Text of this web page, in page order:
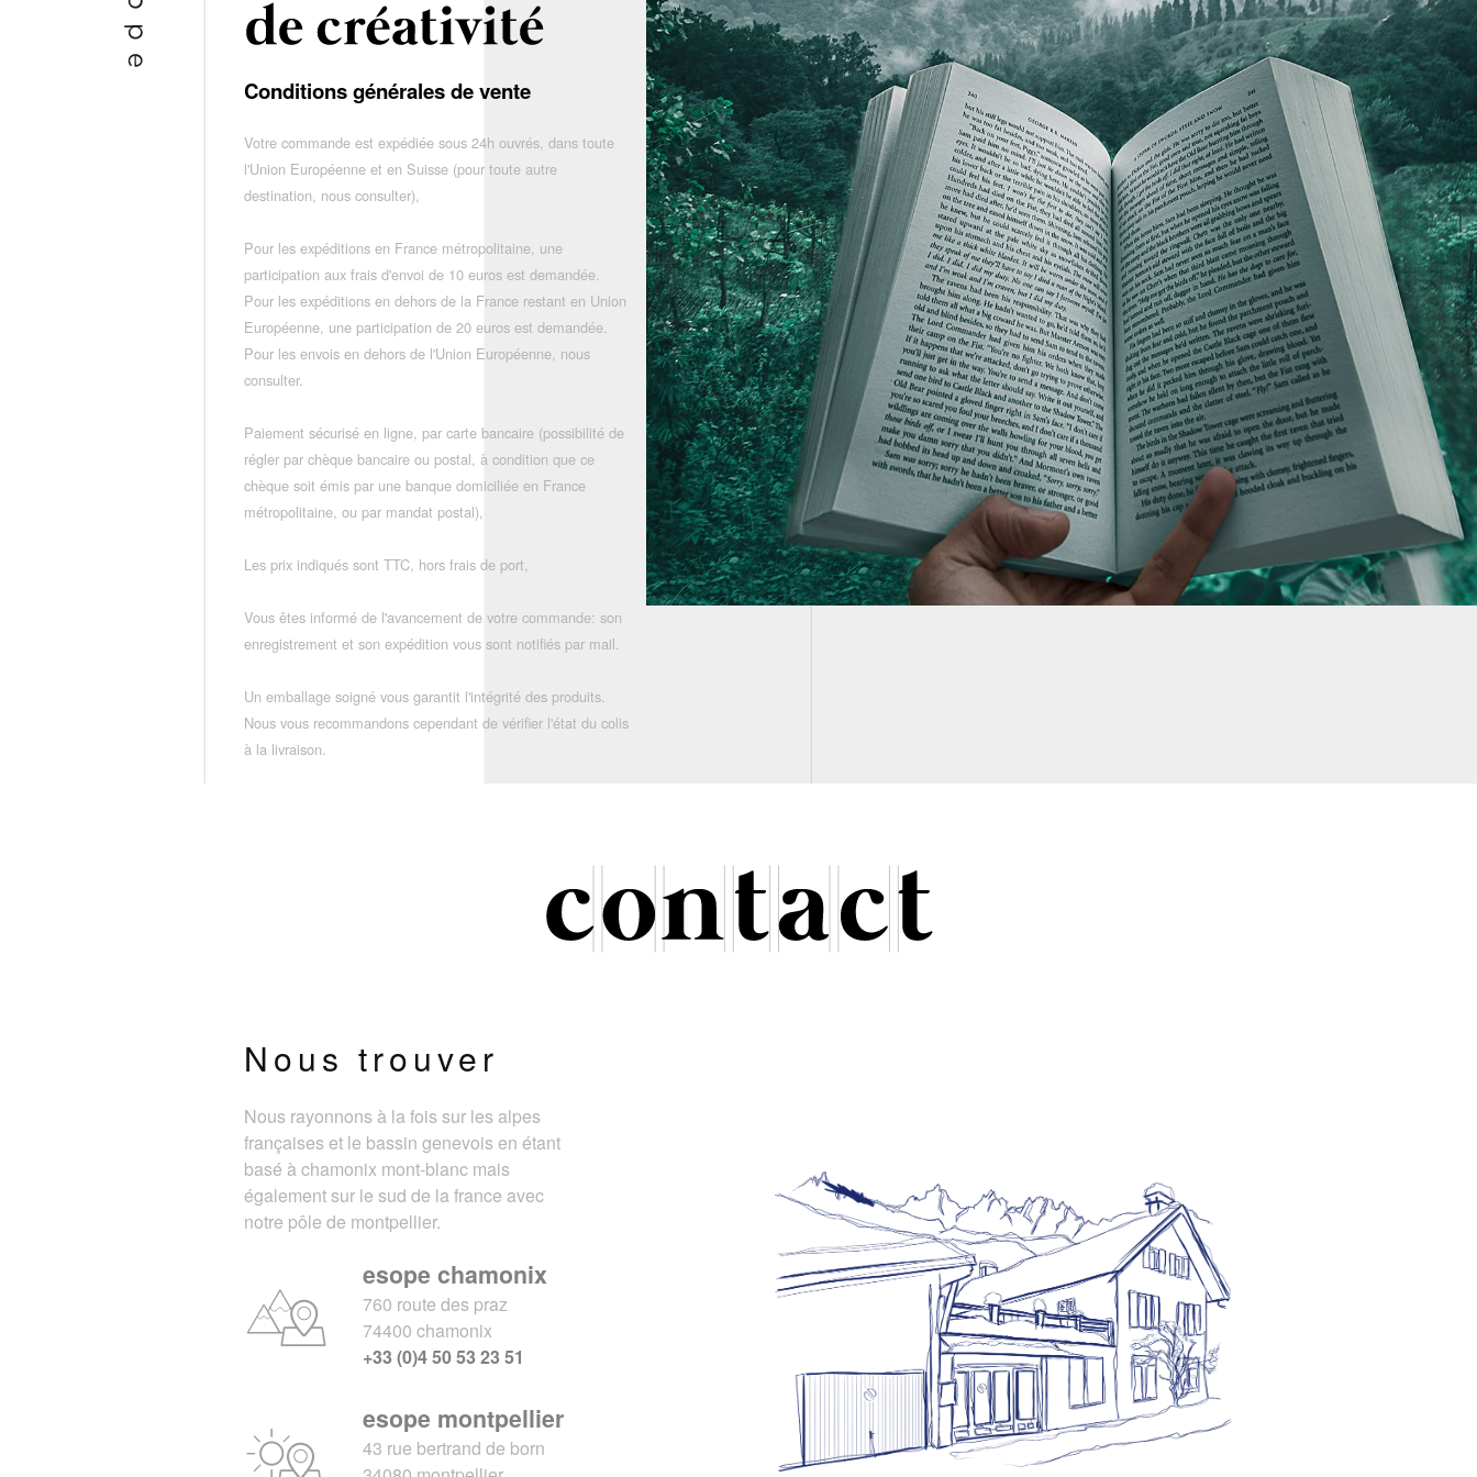
Conditions générales de vente
Votre commande est expédiée sous 24h ouvrés, dans toute
l'Union Européenne et en Suisse (pour toute autre
destination, nous consulter),
Pour les expéditions en France métropolitaine, une
participation aux frais d'envoi de 10 euros est demandée.
Pour les expéditions en dehors de la France restant en Union
Européenne, une participation de 20 euros est demandée.
Pour les envois en dehors de l'Union Européenne, nous
consulter.
Paiement sécurisé en ligne, par carte bancaire (possibilité de
régler par chèque bancaire ou postal, à condition que ce
chèque soit émis par une banque domiciliée en France
métropolitaine, ou par mandat postal),
Les prix indiqués sont TTC, hors frais de port,
Vous êtes informé de l'avancement de votre commande: son
enregistrement et son expédition vous sont notifiés par mail.
Un emballage soigné vous garantit l'intégrité des produits.
Nous vous recommandons cependant de vérifier l'état du colis
à la livraison.
Nous trouver
Nous rayonnons à la fois sur les alpes
françaises et le bassin genevois en étant
basé à chamonix mont-blanc mais
également sur le sud de la france avec
notre pôle de montpellier.
esope chamonix
760 route des praz
74400 chamonix
+33 (0)4 50 53 23 51
esope montpellier
43 rue bertrand de born